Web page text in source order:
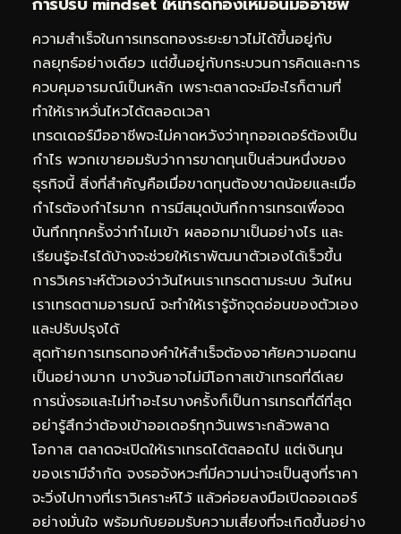
ความสำเร็จในการเทรดทองระยะยาวไม่ได้ขึ้นอยู่กับ
กลยุทธ์อย่างเดียว แต่ขึ้นอยู่กับกระบวนการคิดและการ
ควบคุมอารมณ์เป็นหลัก เพราะตลาดจะมีอะไรก็ตามที่
ทำให้เราหวั่นไหวได้ตลอดเวลา
เทรดเดอร์มืออาชีพจะไม่คาดหวังว่าทุกออเดอร์ต้องเป็น
กำไร พวกเขายอมรับว่าการขาดทุนเป็นส่วนหนึ่งของ
ธุรกิจนี้ สิ่งที่สำคัญคือเมื่อขาดทุนต้องขาดน้อยและเมื่อ
กำไรต้องกำไรมาก การมีสมุดบันทึกการเทรดเพื่อจด
บันทึกทุกครั้งว่าทำไมเข้า ผลออกมาเป็นอย่างไร และ
เรียนรู้อะไรได้บ้างจะช่วยให้เราพัฒนาตัวเองได้เร็วขึ้น
การวิเคราะห์ตัวเองว่าวันไหนเราเทรดตามระบบ วันไหน
เราเทรดตามอารมณ์ จะทำให้เรารู้จักจุดอ่อนของตัวเอง
และปรับปรุงได้
สุดท้ายการเทรดทองคำให้สำเร็จต้องอาศัยความอดทน
เป็นอย่างมาก บางวันอาจไม่มีโอกาสเข้าเทรดที่ดีเลย
การนั่งรอและไม่ทำอะไรบางครั้งก็เป็นการเทรดที่ดีที่สุด
อย่ารู้สึกว่าต้องเข้าออเดอร์ทุกวันเพราะกลัวพลาด
โอกาส ตลาดจะเปิดให้เราเทรดได้ตลอดไป แต่เงินทุน
ของเรามีจำกัด จงรอจังหวะที่มีความน่าจะเป็นสูงที่ราคา
จะวิ่งไปทางที่เราวิเคราะห์ไว้ แล้วค่อยลงมือเปิดออเดอร์
อย่างมั่นใจ พร้อมกับยอมรับความเสี่ยงที่จะเกิดขึ้นอย่าง